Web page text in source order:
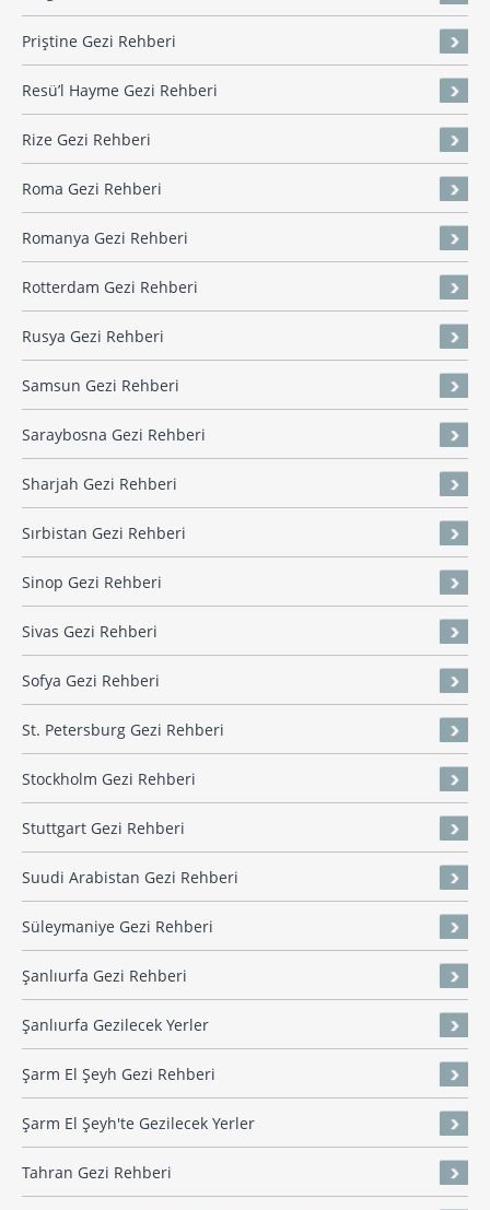
Priştine Gezi Rehberi
Resü’l Hayme Gezi Rehberi
Rize Gezi Rehberi
Roma Gezi Rehberi
Romanya Gezi Rehberi
Rotterdam Gezi Rehberi
Rusya Gezi Rehberi
Samsun Gezi Rehberi
Saraybosna Gezi Rehberi
Sharjah Gezi Rehberi
Sırbistan Gezi Rehberi
Sinop Gezi Rehberi
Sivas Gezi Rehberi
Sofya Gezi Rehberi
St. Petersburg Gezi Rehberi
Stockholm Gezi Rehberi
Stuttgart Gezi Rehberi
Suudi Arabistan Gezi Rehberi
Süleymaniye Gezi Rehberi
Şanlıurfa Gezi Rehberi
Şanlıurfa Gezilecek Yerler
Şarm El Şeyh Gezi Rehberi
Şarm El Şeyh'te Gezilecek Yerler
Tahran Gezi Rehberi